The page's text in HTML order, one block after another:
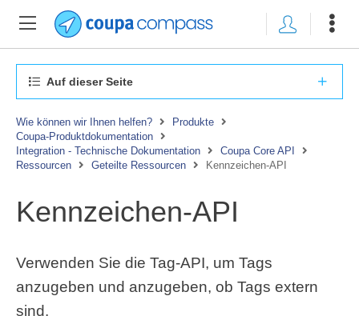
Auf dieser Seite
Wie können wir Ihnen helfen?
Produkte
Coupa-Produktdokumentation
Integration - Technische Dokumentation
Coupa Core API
Ressourcen
Geteilte Ressourcen Kennzeichen-API
Kennzeichen-API
Verwenden Sie die Tag-API, um Tags
anzugeben und anzugeben, ob Tags extern
sind.